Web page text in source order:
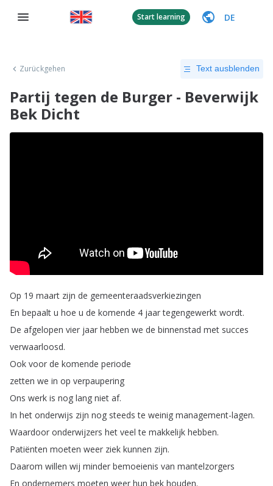
Start learning DE
Zurückgehen Text ausblenden
Partij tegen de Burger - Beverwijk
Bek Dicht
Op 19 maart zijn de gemeenteraadsverkiezingen
En bepaalt u hoe u de komende 4 jaar tegengewerkt wordt.
De afgelopen vier jaar hebben we de binnenstad met succes
verwaarloosd.
Ook voor de komende periode
zetten we in op verpaupering
Ons werk is nog lang niet af.
In het onderwijs zijn nog steeds te weinig management-lagen.
Waardoor onderwijzers het veel te makkelijk hebben.
Patiënten moeten weer ziek kunnen zijn.
Daarom willen wij minder bemoeienis van mantelzorgers
En ondernemers moeten weer hun bek houden.